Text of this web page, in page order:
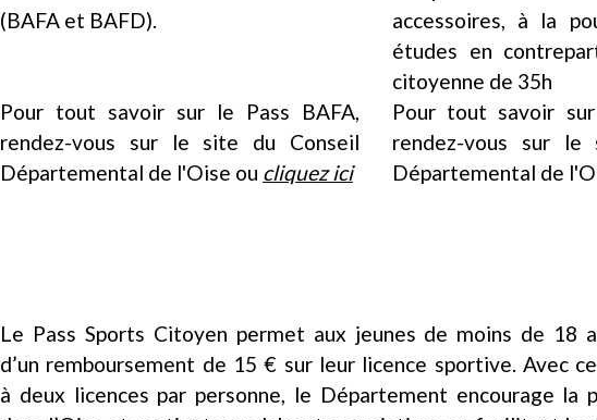
(BAFA et BAFD).
Pour tout savoir sur le Pass BAFA,
rendez-vous sur le site du Conseil
Départemental de l'Oise ou cliquez ici
accessoires, à la
études en
citoyenne de 35h
Pour tout savoir
rendez-vous sur le
Départemental de
Le Pass Sports Citoyen permet aux jeunes de moins de 18
d’un remboursement de 15 € sur leur licence sportive. Avec
à deux licences par personne, le Département encourage la